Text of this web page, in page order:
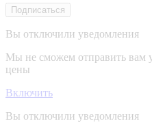
Подписаться
Вы отключили уведомления
Мы не сможем отправить вам
цены
Включить
Вы отключили уведомления